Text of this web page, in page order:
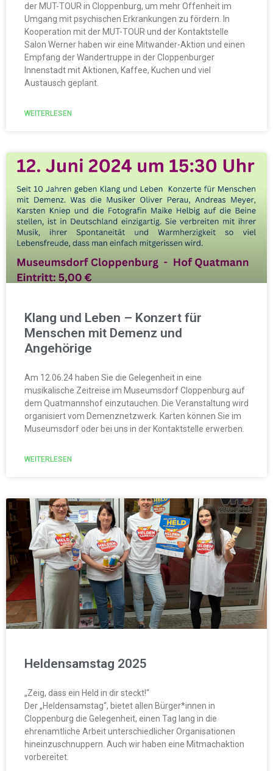
der MUT-TOUR in Cloppenburg, um mehr Offenheit im
Umgang mit psychischen Erkrankungen zu fördern. In
Kooperation mit der MUT-TOUR und der Kontaktstelle
Salon Werner haben wir eine Mitwander-Aktion und einen
Empfang der Wandertruppe in der Cloppenburger
Innenstadt mit Aktionen, Kaffee, Kuchen und viel
Austausch geplant.
WEITERLESEN
Klang und Leben – Konzert für
Menschen mit Demenz und
Angehörige
Am 12.06.24 haben Sie die Gelegenheit in eine
musikalische Zeitreise im Museumsdorf Cloppenburg auf
dem Quatmannshof einzutauchen. Die Veranstaltung wird
organisiert vom Demenznetzwerk. Karten können Sie im
Museumsdorf oder bei uns in der Kontaktstelle erwerben.
WEITERLESEN
Heldensamstag 2025
„Zeig, dass ein Held in dir steckt!“
Der „Heldensamstag“, bietet allen Bürger*innen in
Cloppenburg die Gelegenheit, einen Tag lang in die
ehrenamtliche Arbeit unterschiedlicher Organisationen
hineinzuschnuppern. Auch wir haben eine Mitmachaktion
vorbereitet.